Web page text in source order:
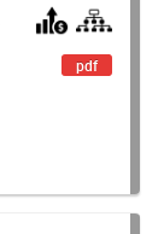
pdf